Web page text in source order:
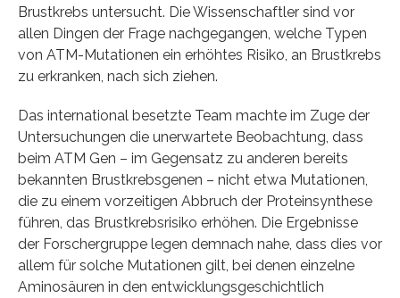
Brustkrebs untersucht. Die Wissenschaftler sind vor
allen Dingen der Frage nachgegangen, welche Typen
von ATM-Mutationen ein erhöhtes Risiko, an Brustkrebs
zu erkranken, nach sich ziehen.
Das international besetzte Team machte im Zuge der
Untersuchungen die unerwartete Beobachtung, dass
beim ATM Gen – im Gegensatz zu anderen bereits
bekannten Brustkrebsgenen – nicht etwa Mutationen,
die zu einem vorzeitigen Abbruch der Proteinsynthese
führen, das Brustkrebsrisiko erhöhen. Die Ergebnisse
der Forschergruppe legen demnach nahe, dass dies vor
allem für solche Mutationen gilt, bei denen einzelne
Aminosäuren in den entwicklungsgeschichtlich